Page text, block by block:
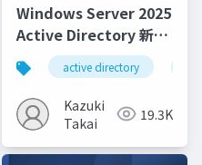
windows server 2025 hotpatch
Windows Server 2025
Active Directory 新機
能概要 active directory
Kazuki
Takai
19.3K